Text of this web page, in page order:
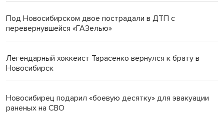
Под Новосибирском двое пострадали в ДТП с
перевернувшейся «ГАЗелью»
Легендарный хоккеист Тарасенко вернулся к брату в
Новосибирск
Новосибирец подарил «боевую десятку» для эвакуации
раненых на СВО